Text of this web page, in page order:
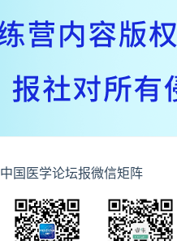
中国医学论坛报微信矩阵